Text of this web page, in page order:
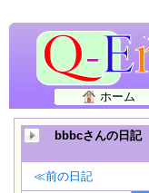
ホーム
bbbcさんの日記
≪前の日記